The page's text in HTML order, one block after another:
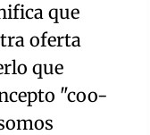
que
oferta
que
"coo-